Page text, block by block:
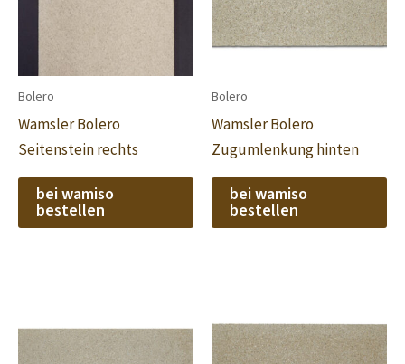
Bolero
Wamsler Bolero
Seitenstein rechts
bei wamiso
bestellen
Bolero
Wamsler Bolero
Zugumlenkung hinten
bei wamiso
bestellen